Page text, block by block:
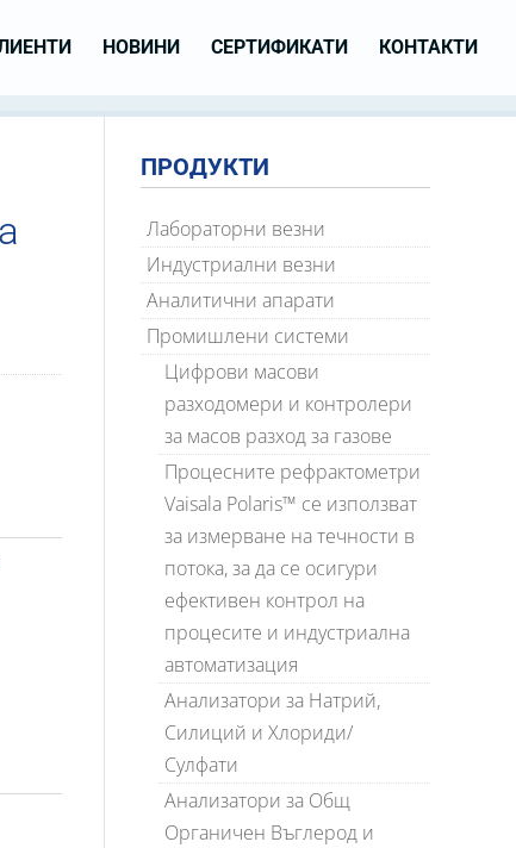
НОВИНИ СЕРТИФИКАТИ КОНТАКТИ
ПРОДУКТИ
Лабораторни везни
Индустриални везни
Аналитични апарати
Промишлени системи
Цифрови масови
разходомери и контролери
за масов разход за газове
Процесните рефрактометри
Vaisala Polaris™ се използват
за измерване на течности в
потока, за да се осигури
ефективен контрол на
процесите и индустриална
автоматизация
Анализатори за Натрий,
Силиций и Хлориди/
Сулфати
Анализатори за Общ
Органичен Въглерод и